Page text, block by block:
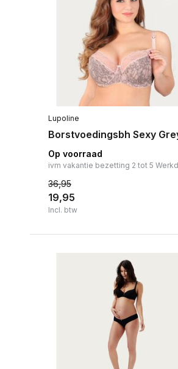
Lupoline
Borstvoedingsbh Sexy
Op voorraad
ivm vakantie bezetting 2 tot 5
36,95
19,95
Incl. btw